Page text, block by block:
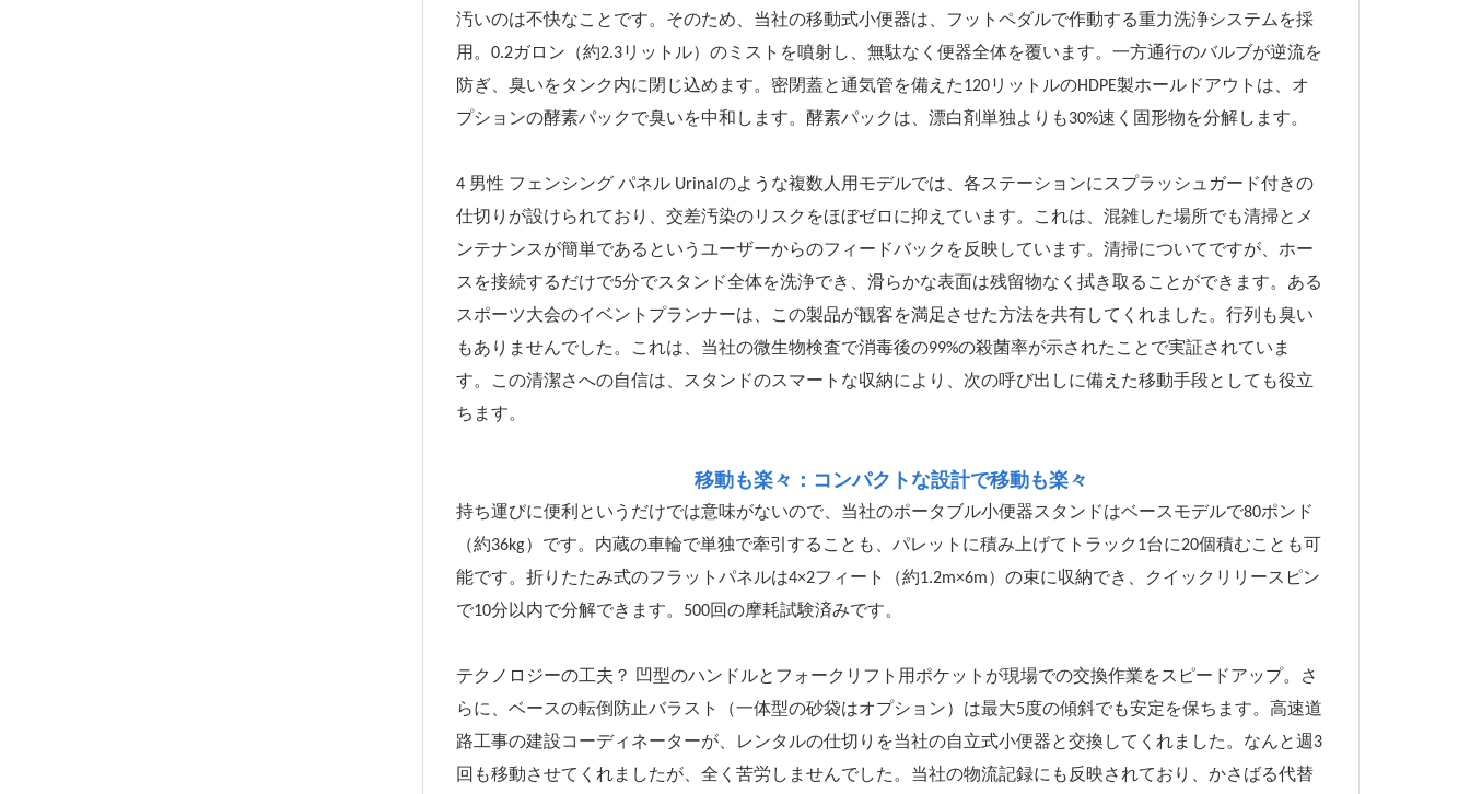
汚いのは不快なことです。そのため、当社の移動式小便器は、フットペダルで作動する重力洗浄システムを採
用。0.2ガロン（約2.3リットル）のミストを噴射し、無駄なく便器全体を覆います。一方通行のバルブが逆流を
防ぎ、臭いをタンク内に閉じ込めます。密閉蓋と通気管を備えた120リットルのHDPE製ホールドアウトは、オ
プションの酵素パックで臭いを中和します。酵素パックは、漂白剤単独よりも30%速く固形物を分解します。
4 男性 フェンシング パネル Urinalのような複数人用モデルでは、各ステーションにスプラッシュガード付きの
仕切りが設けられており、交差汚染のリスクをほぼゼロに抑えています。これは、混雑した場所でも清掃とメ
ンテナンスが簡単であるというユーザーからのフィードバックを反映しています。清掃についてですが、ホー
スを接続するだけで5分でスタンド全体を洗浄でき、滑らかな表面は残留物なく拭き取ることができます。ある
スポーツ大会のイベントプランナーは、この製品が観客を満足させた方法を共有してくれました。行列も臭い
もありませんでした。これは、当社の微生物検査で消毒後の99%の殺菌率が示されたことで実証されていま
す。この清潔さへの自信は、スタンドのスマートな収納により、次の呼び出しに備えた移動手段としても役立
ちます。
移動も楽々：コンパクトな設計で移動も楽々
持ち運びに便利というだけでは意味がないので、当社のポータブル小便器スタンドはベースモデルで80ポンド
（約36kg）です。内蔵の車輪で単独で牽引することも、パレットに積み上げてトラック1台に20個積むことも可
能です。折りたたみ式のフラットパネルは4×2フィート（約1.2m×6m）の束に収納でき、クイックリリースピン
で10分以内で分解できます。500回の摩耗試験済みです。
テクノロジーの工夫？ 凹型のハンドルとフォークリフト用ポケットが現場での交換作業をスピードアップ。さ
らに、ベースの転倒防止バラスト（一体型の砂袋はオプション）は最大5度の傾斜でも安定を保ちます。高速道
路工事の建設コーディネーターが、レンタルの仕切りを当社の自立式小便器と交換してくれました。なんと週3
回も移動させてくれましたが、全く苦労しませんでした。当社の物流記録にも反映されており、かさばる代替